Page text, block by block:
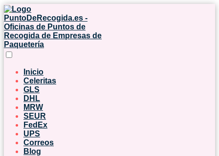
Inicio
Celeritas
GLS
DHL
MRW
SEUR
FedEx
UPS
Correos
Blog